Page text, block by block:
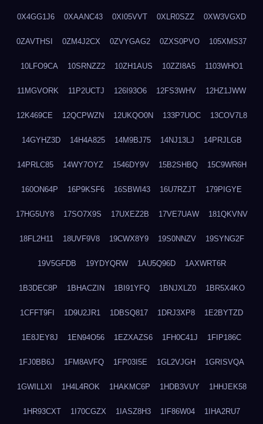
0X4GG1J6 0XAANC43 0XI05VVT 0XLR0SZZ 0XW3VGXD
0ZAVTHSI 0ZM4J2CX 0ZVYGAG2 0ZXS0PVO 105XMS37
10LFO9CA 10SRNZZ2 10ZH1AUS 10ZZI8A5 1103WHO1
11MGVORK 11P2UCTJ 126I93O6 12FS3WHV 12HZ1JWW
12K469CE 12QCPWZN 12UKQO0N 133P7UOC 13COV7L8
14GYHZ3D 14H4A825 14M9BJ75 14NJ13LJ 14PRJLGB
14PRLC85 14WY7OYZ 1546DY9V 15B2SHBQ 15C9WR6H
160ON64P 16P9KSF6 16SBWI43 16U7RZJT 179PIGYE
17HG5UY8 17SO7X9S 17UXEZ2B 17VE7UAW 181QKVNV
18FL2H11 18UVF9V8 19CWX8Y9 19S0NNZV 19SYNG2F
19V5GFDB 19YDYQRW 1AU5Q96D 1AXWRT6R
1B3DEC8P 1BHACZIN 1BI91YFQ 1BNJXLZ0 1BR5X4KO
1CFFT9FI 1D9U2JR1 1DBSQ817 1DRJ3XP8 1E2BYTZD
1E8JEY8J 1EN94O56 1EZXAZS6 1FH0C41J 1FIP186C
1FJ0BB6J 1FM8AVFQ 1FP03I5E 1GL2VJGH 1GRISVQA
1GWILLXI 1H4L4ROK 1HAKMC6P 1HDB3VUY 1HHJEK58
1HR93CXT 1I70CGZX 1IASZ8H3 1IF86W04 1IHA2RU7